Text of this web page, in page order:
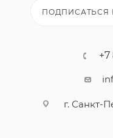
ПОДПИСАТЬСЯ
+7
г. Санкт-